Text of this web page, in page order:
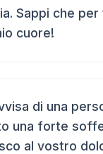
Sappi che per
cuore!
di una
una forte
al vostro